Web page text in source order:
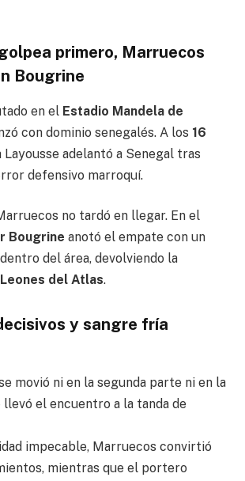
primero, Marruecos
Bougrine
en el Estadio Mandela de
con dominio senegalés. A los 16
Layousse adelantó a Senegal tras
defensivo marroquí.
no tardó en llegar. En el
Bougrine anotó el empate con un
del área, devolviendo la
Leones del Atlas.
y sangre fría
movió ni en la segunda parte ni en la
el encuentro a la tanda de
impecable, Marruecos convirtió
mientras que el portero